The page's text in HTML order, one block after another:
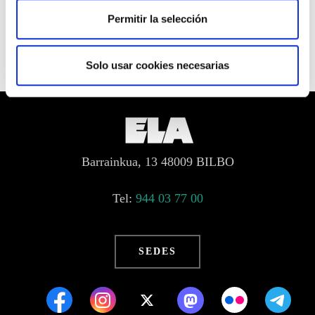
Permitir la selección
Solo usar cookies necesarias
Barrainkua, 13 48009 BILBO
Tel: 944 03 77 00
SEDES